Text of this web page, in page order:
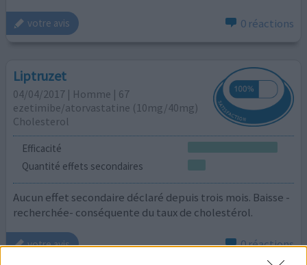
votre avis 0 réactions
Liptruzet
04/04/2017 | Homme | 67
ezetimibe/atorvastatine (10mg/40mg)
Cholesterol
Efficacité
Quantité effets secondaires
Aucun effet secondaire déclaré depuis trois mois. Baisse -
recherchée- conséquente du taux de cholestérol.
votre avis 0 réactions